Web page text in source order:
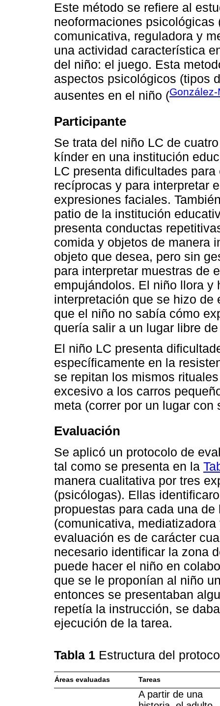
Este método se refiere al
neoformaciones
comunicativa, reguladora y
una actividad característica
del niño: el juego. Esta
aspectos psicológicos (tipos
ausentes en el niño (
Participante
Se trata del niño LC de
kínder en una institución
LC presenta dificultades
recíprocas y para interpretar
expresiones faciales.
patio de la institución
presenta conductas
comida y objetos de manera
objeto que desea, pero sin
para interpretar muestras de
empujándolos. El niño llora y
interpretación que se hizo
que el niño no sabía cómo
quería salir a un lugar libre
El niño LC presenta
específicamente en la
se repitan los mismos
excesivo a los carros
meta (correr por un lugar con
Evaluación
Se aplicó un protocolo de
tal como se presenta en la
manera cualitativa por tres
(psicólogas). Ellas
propuestas para cada una
(comunicativa,
evaluación es de carácter
necesario identificar la zona
puede hacer el niño en
que se le proponían al niño
entonces se presentaban
repetía la instrucción, se
ejecución de la tarea.
Tabla 1 Estructura del
Áreas evaluadas Tareas
A partir de una